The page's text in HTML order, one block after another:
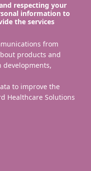
respecting your
information to
the services
from
products and
developments,
to improve the
Healthcare Solutions